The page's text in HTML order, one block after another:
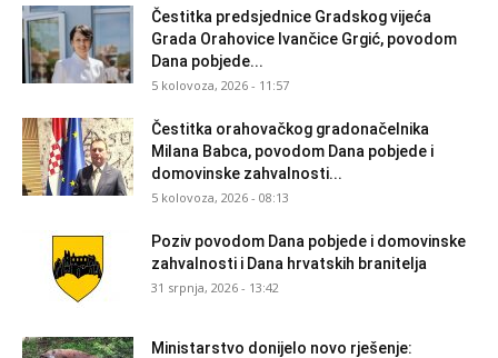
Čestitka predsjednice Gradskog vijeća
Grada Orahovice Ivančice Grgić, povodom
Dana pobjede...
5 kolovoza, 2026 - 11:57
Čestitka orahovačkog gradonačelnika
Milana Babca, povodom Dana pobjede i
domovinske zahvalnosti...
5 kolovoza, 2026 - 08:13
Poziv povodom Dana pobjede i domovinske
zahvalnosti i Dana hrvatskih branitelja
31 srpnja, 2026 - 13:42
Ministarstvo donijelo novo rješenje: